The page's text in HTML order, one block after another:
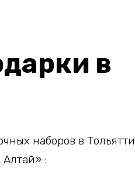
в
наборов в
: